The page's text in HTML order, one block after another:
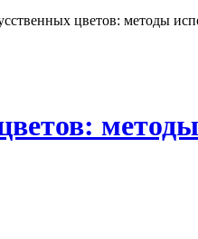
цветов: методы